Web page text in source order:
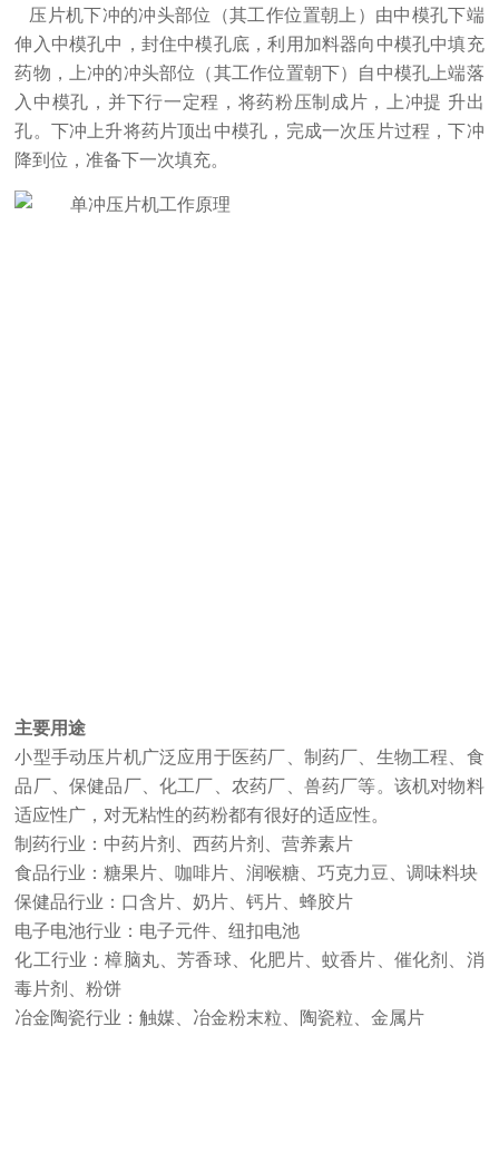
压片机下冲的冲头部位（其工作位置朝上）由中模孔下端
伸入中模孔中，封住中模孔底，利用加料器向中模孔中填充
药物，上冲的冲头部位（其工作位置朝下）自中模孔上端落
入中模孔，并下行一定程，将药粉压制成片，上冲提 升出
孔。下冲上升将药片顶出中模孔，完成一次压片过程，下冲
降到位，准备下一次填充。
主要用途
小型手动压片机广泛应用于医药厂、制药厂、生物工程、食
品厂、保健品厂、化工厂、农药厂、兽药厂等。该机对物料
适应性广，对无粘性的药粉都有很好的适应性。
制药行业：中药片剂、西药片剂、营养素片
食品行业：糖果片、咖啡片、润喉糖、巧克力豆、调味料块
保健品行业：口含片、奶片、钙片、蜂胶片
电子电池行业：电子元件、纽扣电池
化工行业：樟脑丸、芳香球、化肥片、蚊香片、催化剂、消
毒片剂、粉饼
冶金陶瓷行业：触媒、冶金粉末粒、陶瓷粒、金属片